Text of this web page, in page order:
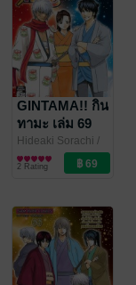
GINTAMA!! กิน
ทามะ เล่ม 69
Hideaki Sorachi /
Siam Inter Comics
การ์ตูนทั่วไป
2 Rating